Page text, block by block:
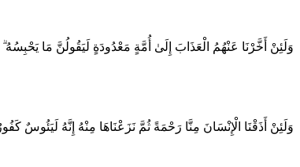
وَلَئِنْ أَخَّرْنَا عَنْهُمُ الْعَذَابَ إِلَىٰ أُمَّةٍ مَعْدُودَةٍ لَيَقُولُنَّ مَا
وَلَئِنْ أَذَقْنَا الْإِنْسَانَ مِنَّا رَحْمَةً ثُمَّ نَزَعْنَاهَا مِنْهُ إِنَّهُ لَيَئُوسٌ